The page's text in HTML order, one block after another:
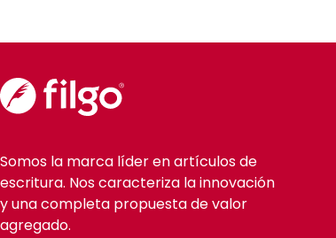
Somos la marca líder en artículos de
escritura. Nos caracteriza la innovación
y una completa propuesta de valor
agregado.